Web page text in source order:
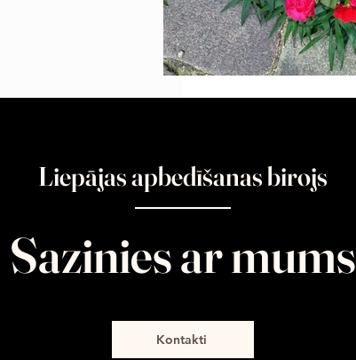
Liepājas apbedīšanas birojs
Sazinies ar mums
Kontakti